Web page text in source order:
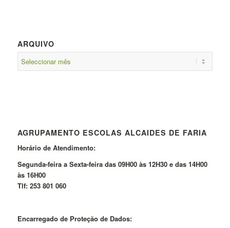
ARQUIVO
AGRUPAMENTO ESCOLAS ALCAIDES DE FARIA
Horário de Atendimento:
Segunda-feira a Sexta-feira das 09H00 às 12H30 e das 14H00
às 16H00
Tlf: 253 801 060
Encarregado de Proteção de Dados: